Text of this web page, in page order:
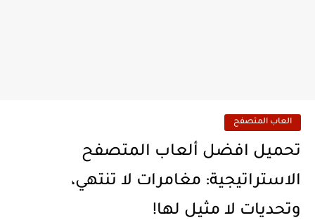
العاب المتصفح
تحميل افضل ألعاب المتصفح
الاستراتيجية: مغامرات لا تنتهي،
وتحديات لا مثيل لها!